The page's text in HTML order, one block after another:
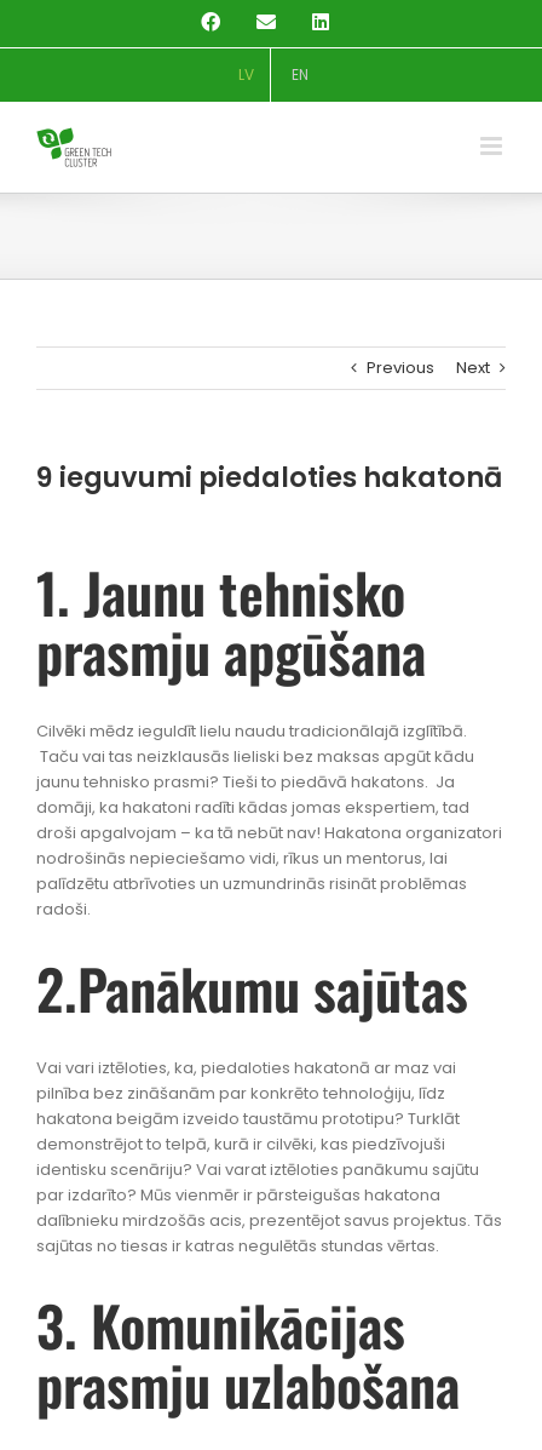
FacebookEmail LinkedIn
LV EN
Previous Next
9 ieguvumi piedaloties hakatonā
1. Jaunu tehnisko
prasmju apgūšana
Cilvēki mēdz ieguldīt lielu naudu tradicionālajā izglītībā.
Taču vai tas neizklausās lieliski bez maksas apgūt kādu
jaunu tehnisko prasmi? Tieši to piedāvā hakatons. Ja
domāji, ka hakatoni radīti kādas jomas ekspertiem, tad
droši apgalvojam – ka tā nebūt nav! Hakatona organizatori
nodrošinās nepieciešamo vidi, rīkus un mentorus, lai
palīdzētu atbrīvoties un uzmundrinās risināt problēmas
radoši.
2.Panākumu sajūtas
Vai vari iztēloties, ka, piedaloties hakatonā ar maz vai
pilnība bez zināšanām par konkrēto tehnoloģiju, līdz
hakatona beigām izveido taustāmu prototipu? Turklāt
demonstrējot to telpā, kurā ir cilvēki, kas piedzīvojuši
identisku scenāriju? Vai varat iztēloties panākumu sajūtu
par izdarīto? Mūs vienmēr ir pārsteigušas hakatona
dalībnieku mirdzošās acis, prezentējot savus projektus. Tās
sajūtas no tiesas ir katras negulētās stundas vērtas.
3. Komunikācijas
prasmju uzlabošana